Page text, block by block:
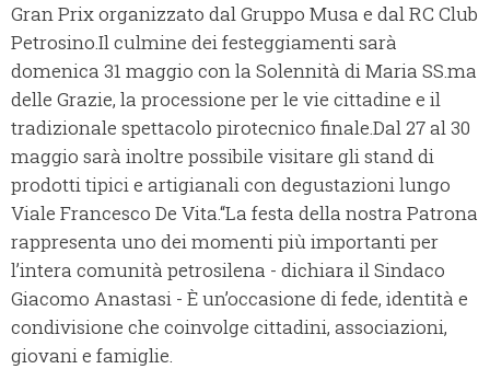
Gran Prix organizzato dal Gruppo Musa e dal RC Club
Petrosino.Il culmine dei festeggiamenti sarà
domenica 31 maggio con la Solennità di Maria SS.ma
delle Grazie, la processione per le vie cittadine e il
tradizionale spettacolo pirotecnico finale.Dal 27 al 30
maggio sarà inoltre possibile visitare gli stand di
prodotti tipici e artigianali con degustazioni lungo
Viale Francesco De Vita.“La festa della nostra Patrona
rappresenta uno dei momenti più importanti per
l’intera comunità petrosilena - dichiara il Sindaco
Giacomo Anastasi - È un’occasione di fede, identità e
condivisione che coinvolge cittadini, associazioni,
giovani e famiglie.